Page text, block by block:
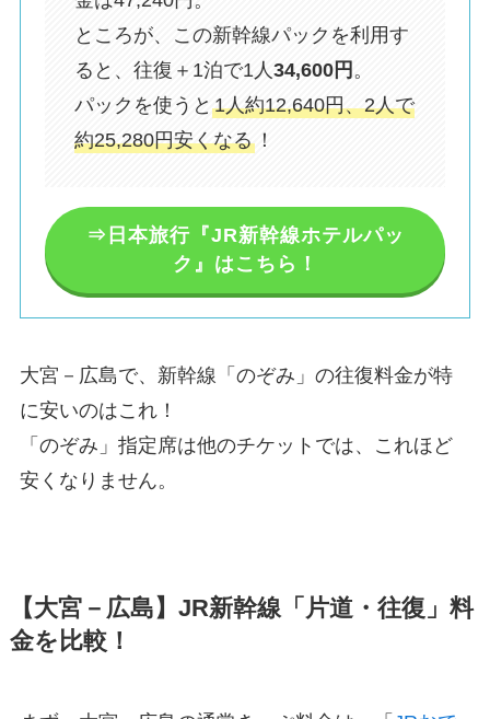
ところが、この新幹線パックを利用す
ると、往復＋1泊で1人34,600円 。
パックを使うと1人約12,640円、2人で
約25,280円安くなる ！
⇒日本旅行『JR新幹線ホテルパッ
ク』はこちら！
大宮－広島で、新幹線「のぞみ」の往復料金が特
に安いのはこれ！
「のぞみ」指定席は他のチケットでは、これほど
安くなりません。
【大宮－広島】JR新幹線「片道・往復」料
金を比較！